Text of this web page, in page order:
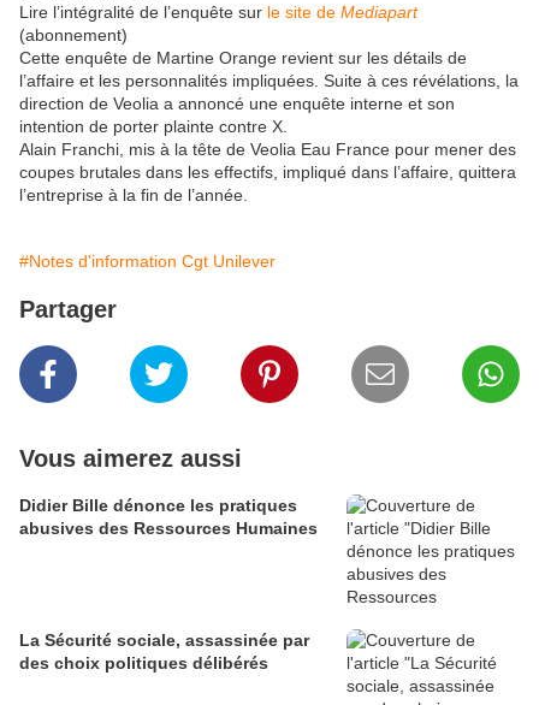
Lire l’intégralité de l’enquête sur le site de Mediapart
(abonnement)
Cette enquête de Martine Orange revient sur les détails de
l’affaire et les personnalités impliquées. Suite à ces révélations, la
direction de Veolia a annoncé une enquête interne et son
intention de porter plainte contre X.
Alain Franchi, mis à la tête de Veolia Eau France pour mener des
coupes brutales dans les effectifs, impliqué dans l’affaire, quittera
l’entreprise à la fin de l’année.
#Notes d'information Cgt Unilever
Partager
Vous aimerez aussi
Didier Bille dénonce les pratiques
abusives des Ressources Humaines
La Sécurité sociale, assassinée par
des choix politiques délibérés